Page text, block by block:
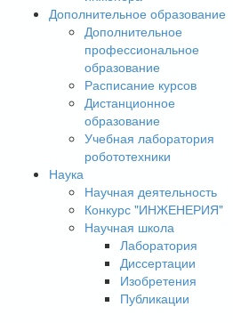
Дополнительное образование
Дополнительное
профессиональное
образование
Расписание курсов
Дистанционное
образование
Учебная лаборатория
робототехники
Наука
Научная деятельность
Конкурс "ИНЖЕНЕРИЯ"
Научная школа
Лаборатория
Диссертации
Изобретения
Публикации